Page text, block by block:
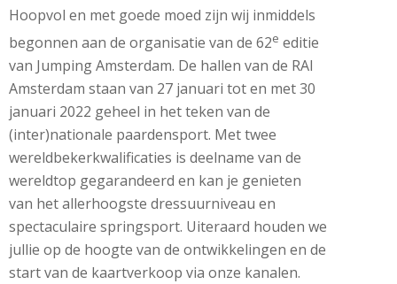
Hoopvol en met goede moed zijn wij inmiddels
begonnen aan de organisatie van de 62e editie
van Jumping Amsterdam. De hallen van de RAI
Amsterdam staan van 27 januari tot en met 30
januari 2022 geheel in het teken van de
(inter)nationale paardensport. Met twee
wereldbekerkwalificaties is deelname van de
wereldtop gegarandeerd en kan je genieten
van het allerhoogste dressuurniveau en
spectaculaire springsport. Uiteraard houden we
jullie op de hoogte van de ontwikkelingen en de
start van de kaartverkoop via onze kanalen.